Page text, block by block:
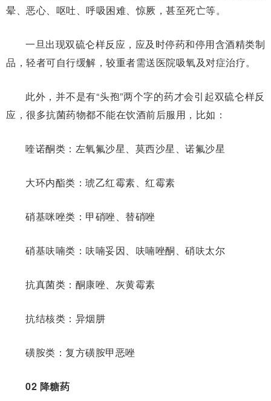
晕、恶心、呕吐、呼吸困难、惊厥，甚至死亡等。
一旦出现双硫仑样反应，应及时停药和停用含酒精类制
品，轻者可自行缓解，较重者需送医院吸氧及对症治疗。
此外，并不是有“头孢”两个字的药才会引起双硫仑样反
应，很多抗菌药物都不能在饮酒前后服用，比如：
喹诺酮类：左氧氟沙星、莫西沙星、诺氟沙星
大环内酯类：琥乙红霉素、红霉素
硝基咪唑类：甲硝唑、替硝唑
硝基呋喃类：呋喃妥因、呋喃唑酮、硝呋太尔
抗真菌类：酮康唑、灰黄霉素
抗结核类：异烟肼
磺胺类：复方磺胺甲恶唑
02 降糖药